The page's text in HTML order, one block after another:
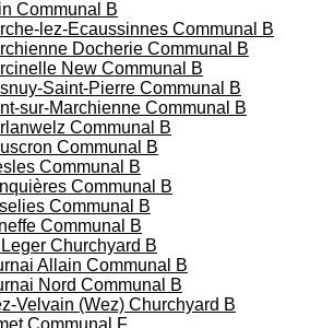
Communal B
lez-Ecaussinnes Communal B
Docherie Communal B
New Communal B
Saint-Pierre Communal B
sur-Marchienne Communal B
Communal B
Communal B
Communal B
Communal B
Communal B
Communal B
Churchyard B
Allain Communal B
Nord Communal B
Velvain (Wez) Churchyard B
Communal F